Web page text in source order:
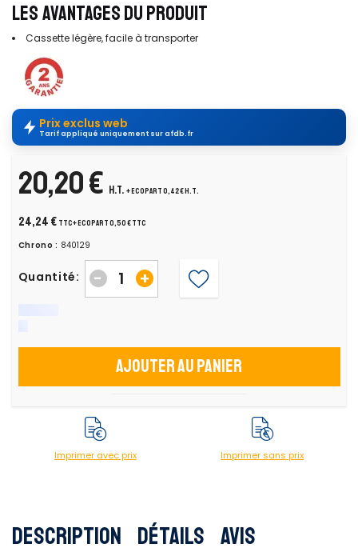
LES AVANTAGES DU PRODUIT
Cassette légère, facile à transporter
Prix exclus web
Tarif appliqué uniquement sur afdb.fr
20,20 € H.T. + ecopart 0,42 € H.T.
24,24 € TTC+ ecopart 0,50 € TTC
Chrono : 840129
Quantité: +
-
Ajouter au panier
Imprimer avec prix Imprimer sans prix
Description Détails Avis